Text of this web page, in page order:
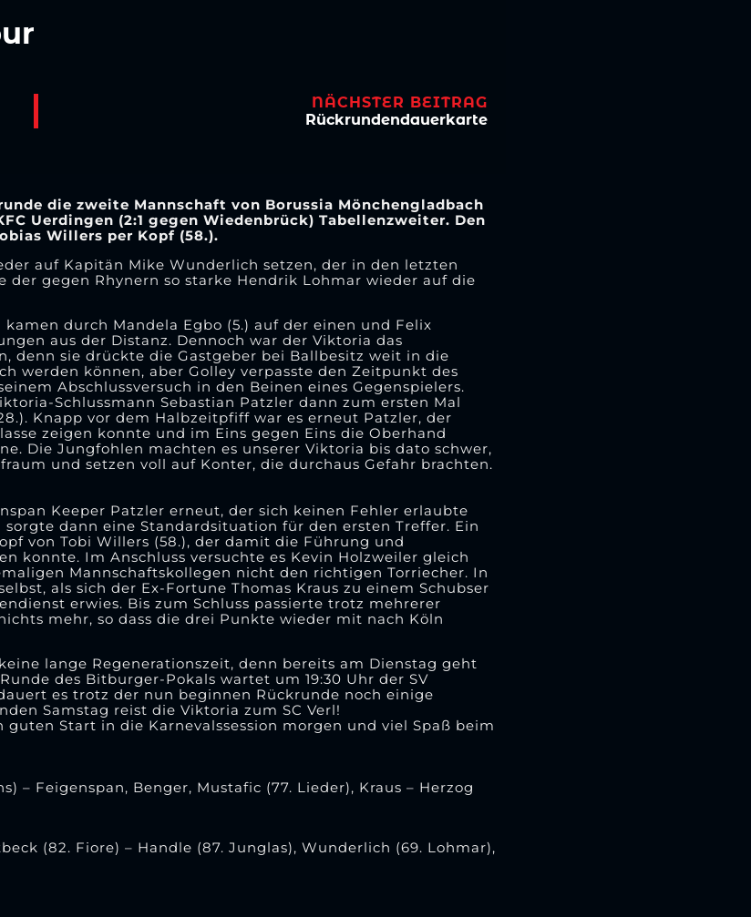
NÄCHSTER BEITRAG
Rückrundendauerkarte
die zweite Mannschaft von Borussia Mönchengladbach
Uerdingen (2:1 gegen Wiedenbrück) Tabellenzweiter. Den
Willers per Kopf (58.).
auf Kapitän Mike Wunderlich setzen, der in den letzten
gegen Rhynern so starke Hendrik Lohmar wieder auf die
durch Mandela Egbo (5.) auf der einen und Felix
aus der Distanz. Dennoch war der Viktoria das
denn sie drückte die Gastgeber bei Ballbesitz weit in die
werden können, aber Golley verpasste den Zeitpunkt des
Abschlussversuch in den Beinen eines Gegenspielers.
Schlussmann Sebastian Patzler dann zum ersten Mal
Knapp vor dem Halbzeitpfiff war es erneut Patzler, der
zeigen konnte und im Eins gegen Eins die Oberhand
Die Jungfohlen machten es unserer Viktoria bis dato schwer,
und setzen voll auf Konter, die durchaus Gefahr brachten.
Keeper Patzler erneut, der sich keinen Fehler erlaubte
dann eine Standardsituation für den ersten Treffer. Ein
von Tobi Willers (58.), der damit die Führung und
konnte. Im Anschluss versuchte es Kevin Holzweiler gleich
Mannschaftskollegen nicht den richtigen Torriecher. In
als sich der Ex-Fortune Thomas Kraus zu einem Schubser
erwies. Bis zum Schluss passierte trotz mehrerer
mehr, so dass die drei Punkte wieder mit nach Köln
lange Regenerationszeit, denn bereits am Dienstag geht
des Bitburger-Pokals wartet um 19:30 Uhr der SV
es trotz der nun beginnen Rückrunde noch einige
Samstag reist die Viktoria zum SC Verl!
Start in die Karnevalssession morgen und viel Spaß beim
– Feigenspan, Benger, Mustafic (77. Lieder), Kraus – Herzog
(82. Fiore) – Handle (87. Junglas), Wunderlich (69. Lohmar),